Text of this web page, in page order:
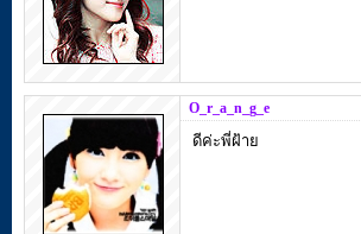
O_r_a_n_g_e
ดีค่ะพี่ฝ้าย